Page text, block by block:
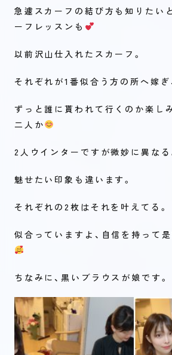
急遽スカーフの結び方も知りたい
ーフレッスンも
以前沢山仕入れたスカーフ。
それぞれが1番似合う方の所へ嫁ぎ
ずっと誰に貰われて行くのか楽し
二人か
2人ウインターですが微妙に異なる
魅せたい印象も違います。
それぞれの2枚はそれを叶えてる。
似合っていますよ、自信を持って
ちなみに、黒いブラウスが娘です。